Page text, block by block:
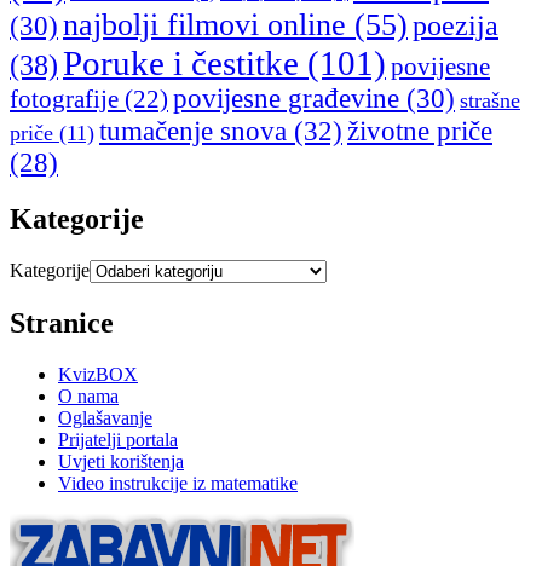
(30) najbolji filmovi online (55)poezija
(38)Poruke i čestitke (101) povijesne
fotografije (22) povijesne građevine (30) strašne
priče (11) tumačenje snova (32) životne priče
(28)
Kategorije
Kategorije
Stranice
KvizBOX
O nama
Oglašavanje
Prijatelji portala
Uvjeti korištenja
Video instrukcije iz matematike